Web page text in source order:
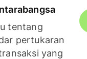
tentang
pertukaran
yang